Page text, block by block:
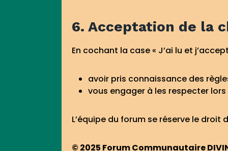
6. Acceptation de la
En cochant la case « J’ai lu et
avoir pris connaissance des
vous engager à les respecter
L’équipe du forum se réserve le
© 2025 Forum Communautaire